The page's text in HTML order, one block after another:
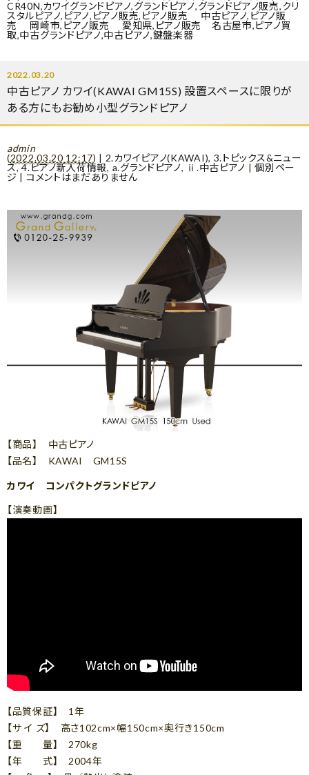
CR40N,カワイグランドピアノ,グランドピアノ,グランドピアノ販売,クリ
スタルピアノ, ピアノ, ピアノ販売, ピアノ販売 中古ピアノ, ピアノ販
売 岡崎市, ピアノ販売 愛知県, ピアノ販売 名古屋市,ピアノ買
取,中古グランドピアノ,中古ピアノ,鍵盤楽器
2022.03.20
中古ピアノ カワイ(KAWAI GM15S) 設置スペースに限りが
ある方にもお勧め小型グランドピアノ
admin
(2022.03.20 12:17) 2.カワイピアノ(KAWAI), 3.トピックス&ニュー
ス,4.ピアノ新入荷情報, a.グランドピアノ, ⅱ.中古ピアノ |個別ペー
ジ
コメントはまだありません
【商品】 中古ピアノ
【品名】 KAWAI GM15S
カワイ コンパクトグランドピアノ
【演奏動画】
【品質保証】 1年
【サ イ ズ】 高さ102cm×幅150cm×奥行き150cm
【重 量】 270kg
【年 式】 2004年